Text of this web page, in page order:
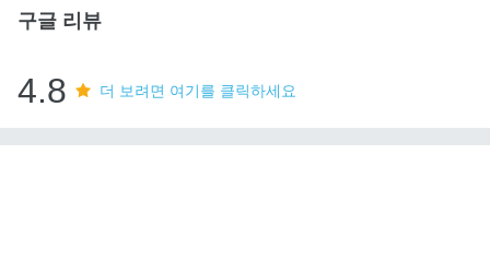
구글 리뷰
4.8 더 보려면 여기를 클릭하세요